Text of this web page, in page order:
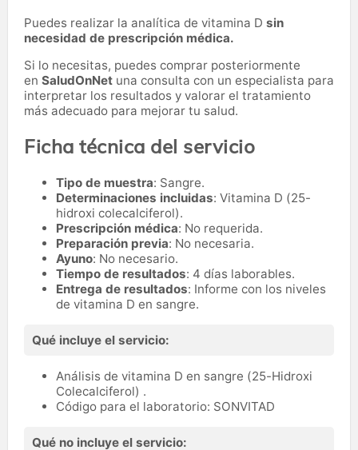
Puedes realizar la analítica de vitamina D sin
necesidad de prescripción médica.
Si lo necesitas, puedes comprar posteriormente
en SaludOnNet una consulta con un especialista para
interpretar los resultados y valorar el tratamiento
más adecuado para mejorar tu salud.
Ficha técnica del servicio
Tipo de muestra: Sangre.
Determinaciones incluidas: Vitamina D (25-
hidroxi colecalciferol).
Prescripción médica: No requerida.
Preparación previa: No necesaria.
Ayuno: No necesario.
Tiempo de resultados: 4 días laborables.
Entrega de resultados: Informe con los niveles
de vitamina D en sangre.
Qué incluye el servicio:
Análisis de vitamina D en sangre (25-Hidroxi
Colecalciferol) .
Código para el laboratorio: SONVITAD
Qué no incluye el servicio: